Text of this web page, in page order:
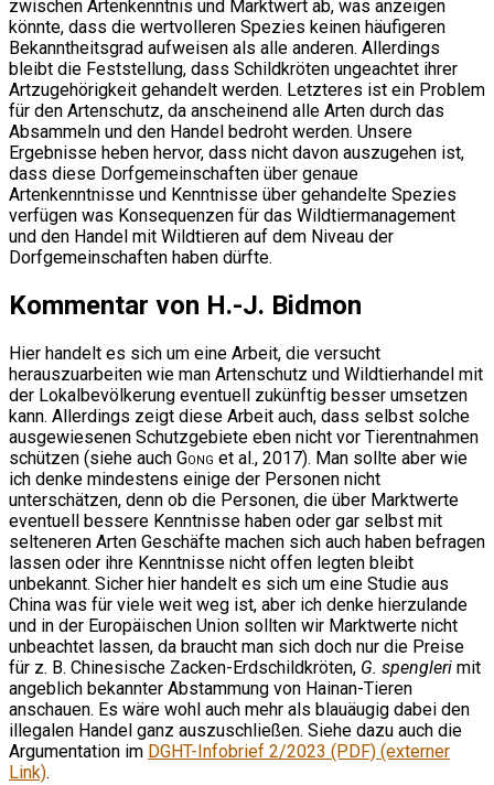
zwischen Artenkenntnis und Marktwert ab, was anzeigen
könnte, dass die wertvolleren Spezies keinen häufigeren
Bekanntheitsgrad aufweisen als alle anderen. Allerdings
bleibt die Feststellung, dass Schildkröten ungeachtet ihrer
Artzugehörigkeit gehandelt werden. Letzteres ist ein Problem
für den Artenschutz, da anscheinend alle Arten durch das
Absammeln und den Handel bedroht werden. Unsere
Ergebnisse heben hervor, dass nicht davon auszugehen ist,
dass diese Dorfgemeinschaften über genaue
Artenkenntnisse und Kenntnisse über gehandelte Spezies
verfügen was Konsequenzen für das Wildtiermanagement
und den Handel mit Wildtieren auf dem Niveau der
Dorfgemeinschaften haben dürfte.
Kommentar von H.-J. Bidmon
Hier handelt es sich um eine Arbeit, die versucht
herauszuarbeiten wie man Artenschutz und Wildtierhandel mit
der Lokalbevölkerung eventuell zukünftig besser umsetzen
kann. Allerdings zeigt diese Arbeit auch, dass selbst solche
ausgewiesenen Schutzgebiete eben nicht vor Tierentnahmen
schützen (siehe auch Gong et al., 2017). Man sollte aber wie
ich denke mindestens einige der Personen nicht
unterschätzen, denn ob die Personen, die über Marktwerte
eventuell bessere Kenntnisse haben oder gar selbst mit
selteneren Arten Geschäfte machen sich auch haben befragen
lassen oder ihre Kenntnisse nicht offen legten bleibt
unbekannt. Sicher hier handelt es sich um eine Studie aus
China was für viele weit weg ist, aber ich denke hierzulande
und in der Europäischen Union sollten wir Marktwerte nicht
unbeachtet lassen, da braucht man sich doch nur die Preise
für z. B. Chinesische Zacken-Erdschildkröten, G. spengleri mit
angeblich bekannter Abstammung von Hainan-Tieren
anschauen. Es wäre wohl auch mehr als blauäugig dabei den
illegalen Handel ganz auszuschließen. Siehe dazu auch die
Argumentation im DGHT-Infobrief 2/2023 (PDF) (externer
Link).